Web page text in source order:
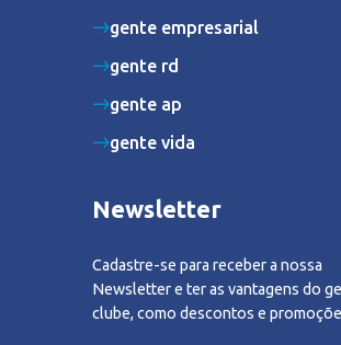
gente empresarial
gente rd
gente ap
gente vida
Newsletter
Cadastre-se para receber a nossa
Newsletter e ter as vantagens do
clube, como descontos e